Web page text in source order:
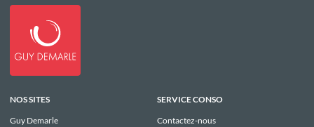
NOS SITES
Guy Demarle
SERVICE CONSO
Contactez-nous